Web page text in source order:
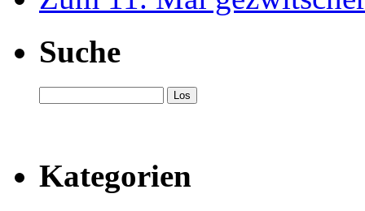
Suche
Kategorien